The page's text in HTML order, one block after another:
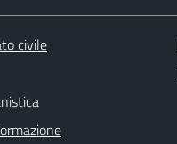
civile